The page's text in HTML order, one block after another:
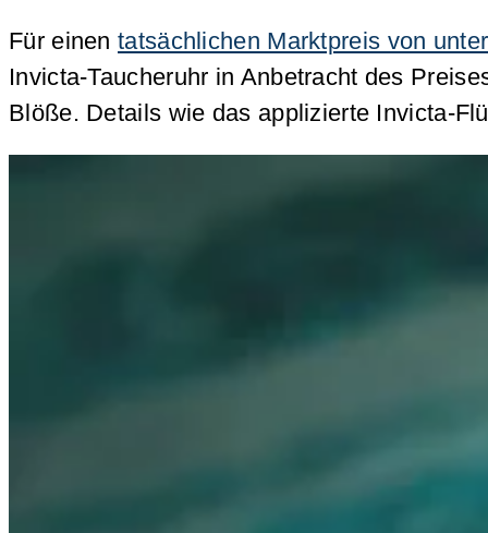
Für einentatsächlichen Marktpreis von
Invicta-Taucheruhr in Anbetracht des
Blöße. Details wie das applizierte Invicta-